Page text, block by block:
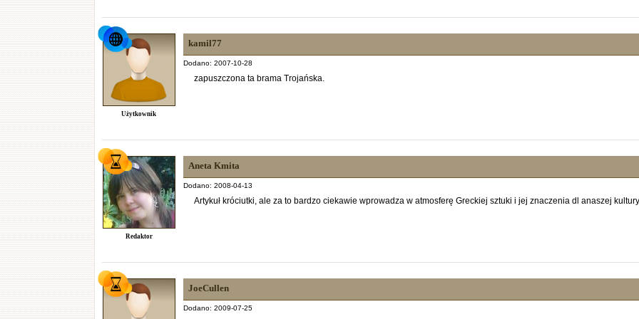
Użytkownik
kamil77
Dodano: 2007-10-28
zapuszczona ta brama Trojańska.
Redaktor
Aneta Kmita
Dodano: 2008-04-13
Artykuł króciutki, ale za to bardzo ciekawie wprowadza w atmosferę Greckiej sztuki i jej znaczenia dl anaszej
JoeCullen
Dodano: 2009-07-25